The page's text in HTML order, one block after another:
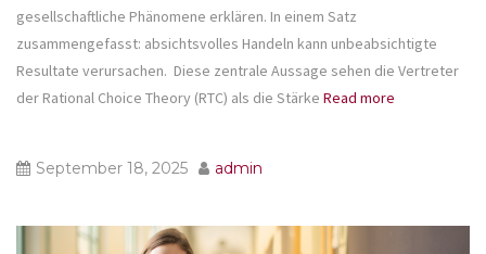
gesellschaftliche Phänomene erklären. In einem Satz
zusammengefasst: absichtsvolles Handeln kann unbeabsichtigte
Resultate verursachen. Diese zentrale Aussage sehen die Vertreter
der Rational Choice Theory (RTC) als die Stärke Read more
September 18, 2025 admin